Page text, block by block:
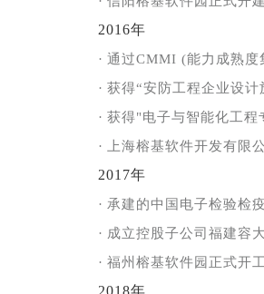
2016年
· 通过CMMI (能力成熟
· 获得“安防工程企业设
· 获得"电子与智能化工
·
上海榕基软件开发有限
2017年
· 承建的中国电子检验检
· 成立控股子公司福建容
· 福州榕基软件园正式开
2018年